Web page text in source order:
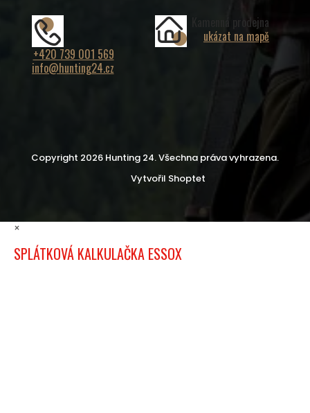
+420 739 001 569
info@hunting24.cz
Kamenná prodejna
ukázat na mapě
Vytvořil Shoptet
Copyright 2026 Hunting 24. Všechna práva vyhrazena.
×
SPLÁTKOVÁ KALKULAČKA ESSOX